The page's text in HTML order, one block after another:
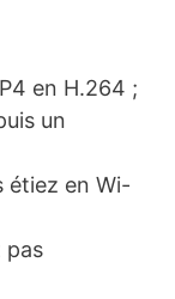
en H.264 ;
un
étiez en Wi-
pas